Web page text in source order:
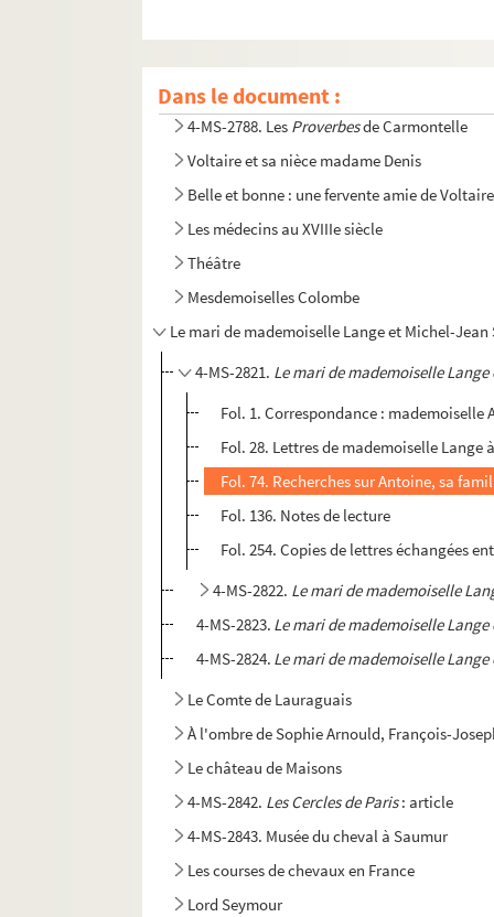
Dans le document :
4-MS-2787. Pièces de théâtre par J. Stern
4-MS-2788. Les Proverbesde Carmontelle
Voltaire et sa nièce madame Denis
Belle et bonne : une fervente amie de Voltaire
Les médecins au XVIIIe siècle
Théâtre
Mesdemoiselles Colombe
Le mari de mademoiselle Lange et Michel-Jean
4-MS-2821. Le mari de mademoiselle
Fol. 1. Correspondance :
Fol. 28. Lettres de mademoiselle Lange
Fol. 74. Recherches sur Antoine, sa
Fol. 136. Notes de lecture
Fol. 254. Copies de lettres échangées
4-MS-2822. Le mari de mademoiselle
4-MS-2823. Le mari de mademoiselle
4-MS-2824. Le mari de mademoiselle
Le Comte de Lauraguais
À l'ombre de Sophie Arnould, François-
Le château de Maisons
4-MS-2842. Les Cercles de Paris: article
4-MS-2843. Musée du cheval à Saumur
Les courses de chevaux en France
Lord Seymour